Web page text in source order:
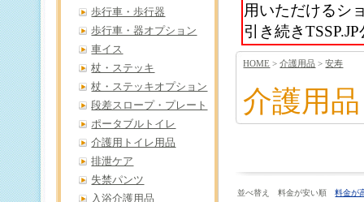
用いただけるシ
引き続き
HOME >介護用品 >安寿
介護用品
並べ替え 料金が安い順料金が
歩行車・歩行器
歩行車・器オプション
車イス
杖・ステッキ
杖・ステッキオプション
段差スロープ・プレート
ポータブルトイレ
介護用トイレ用品
排泄ケア
失禁パンツ
入浴介護用品